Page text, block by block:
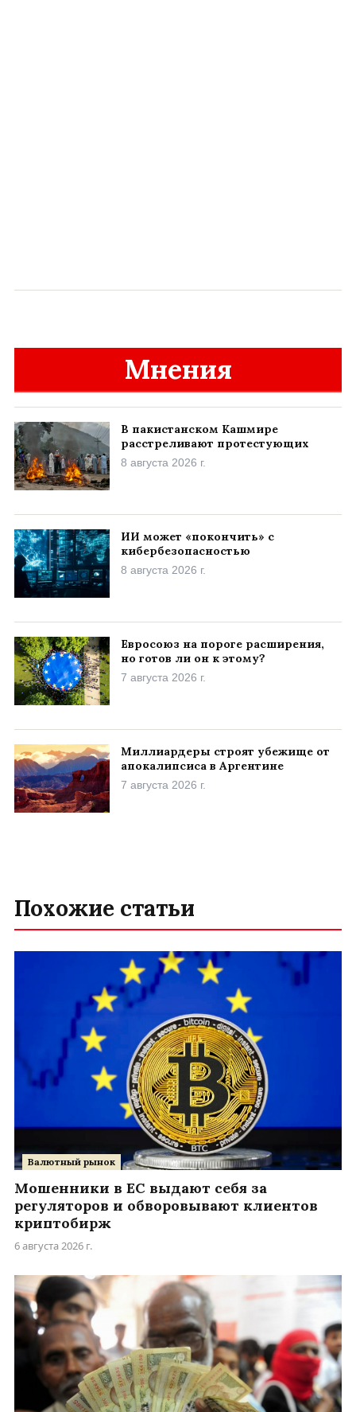
Мнения
В пакистанском Кашмире
расстреливают протестующих
8 августа 2026 г.
ИИ может «покончить» с
кибербезопасностью
8 августа 2026 г.
Евросоюз на пороге расширения,
но готов ли он к этому?
7 августа 2026 г.
Миллиардеры строят убежище от
апокалипсиса в Аргентине
7 августа 2026 г.
Похожие статьи
Валютный рынок
Мошенники в ЕС выдают себя за
регуляторов и обворовывают клиентов
криптобирж
6 августа 2026 г.